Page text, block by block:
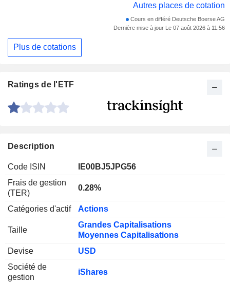
Autres places de cotation
Cours en différé Deutsche Boerse AG
Dernière mise à jour Le 07 août 2026 à 11:56
Plus de cotations
Ratings de l'ETF
Description
Code ISIN
IE00BJ5JPG56
Frais de gestion
(TER)
0.28%
Catégories d'actif Actions
Taille
Grandes Capitalisations
Moyennes Capitalisations
Devise
USD
Société de
gestion
iShares